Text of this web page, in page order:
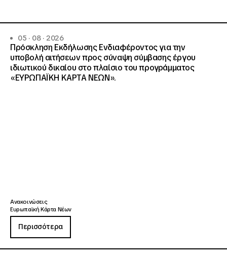
05 · 08 · 2026
Πρόσκληση Εκδήλωσης Ενδιαφέροντος για την
υποβολή αιτήσεων προς σύναψη σύμβασης έργου
ιδιωτικού δικαίου στο πλαίσιο του προγράμματος
«ΕΥΡΩΠΑΪΚΗ ΚΑΡΤΑ ΝΕΩΝ».
Ανακοινώσεις
Ευρωπαϊκή Κάρτα Νέων
Περισσότερα